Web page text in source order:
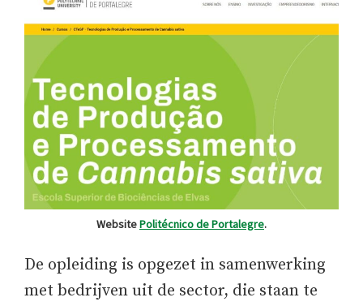
WebsitePolitécnico de Portalegre.
De opleiding is opgezet in samenwerking
met bedrijven uit de sector, die staan te